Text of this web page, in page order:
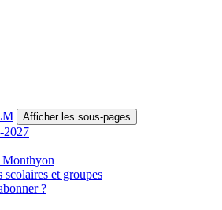
Afficher les sous-pages
2027
Monthyon
scolaires et groupes
?